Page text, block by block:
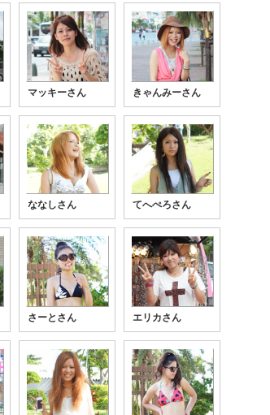
マッキーさん きゃんみーさん
ななしさん てへぺろさん
さーとさん エリカさん